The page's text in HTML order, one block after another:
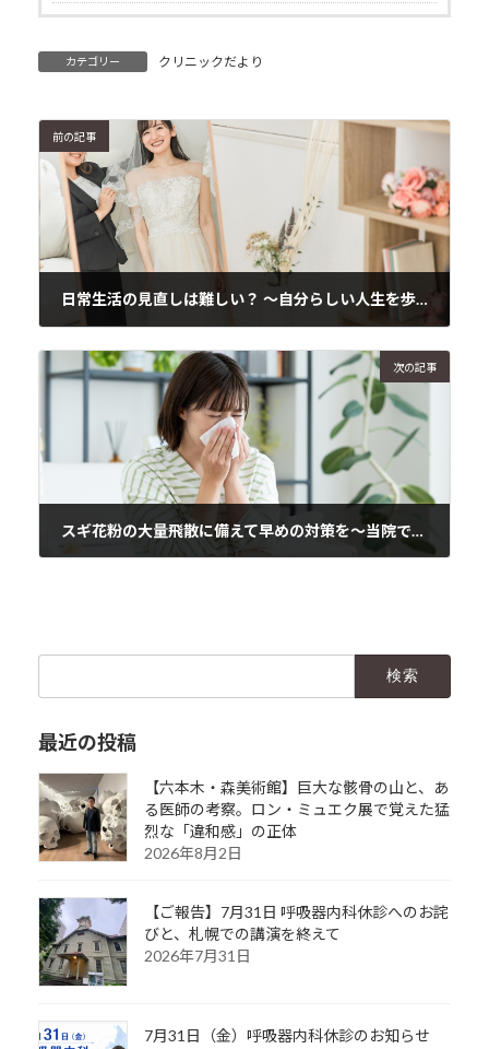
カテゴリー クリニックだより
前の記事
日常生活の見直しは難しい？ 〜自分らしい人生を歩むために〜
次の記事
スギ花粉の大量飛散に備えて早めの対策を～当院では3か月処方も可能です～
最近の投稿
【六本木・森美術館】巨大な骸骨の山と、あ
る医師の考察。ロン・ミュエク展で覚えた猛
烈な「違和感」の正体
2026年8月2日
【ご報告】7月31日 呼吸器内科休診へのお詫
びと、札幌での講演を終えて
2026年7月31日
7月31日（金）呼吸器内科休診のお知らせ